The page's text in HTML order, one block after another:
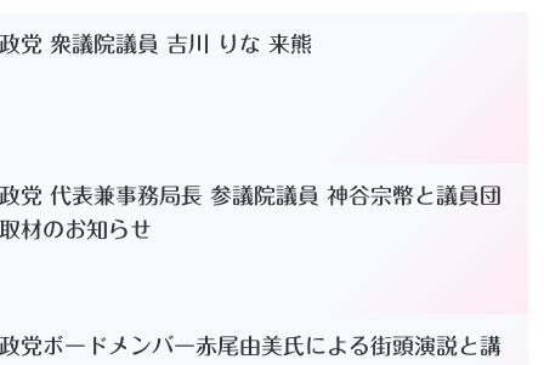
党 衆議院議員 吉川 りな 来熊
党 代表兼事務局⻑ 参議院議員 神⾕宗幣と議員団
材のお知らせ
党ボードメンバー赤尾由美氏による街頭演説と講